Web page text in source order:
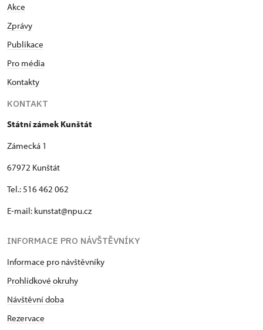
Akce
Zprávy
Publikace
Pro média
Kontakty
KONTAKT
Státní zámek Kunštát
Zámecká 1
67972 Kunštát
Tel.: 516 462 062
E-mail: kunstat@npu.cz
INFORMACE PRO NÁVŠTĚVNÍKY
Informace pro návštěvníky
Prohlídkové okruhy
Návštěvní doba
Rezervace